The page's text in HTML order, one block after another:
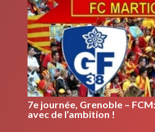
7e journée, Grenoble –
avec de l’ambition !